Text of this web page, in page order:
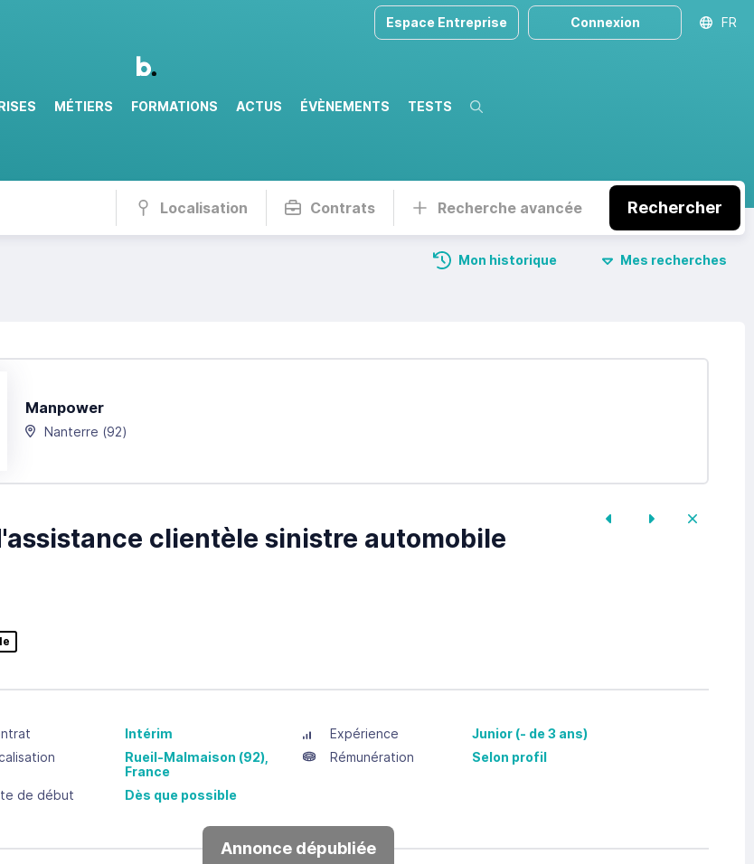
MÉTIERS FORMATIONS ACTUS ÉVÈNEMENTS TESTS Recherche
Espace Entreprise Connexion FR
Localisation Contrats Recherche avancée Rechercher
Mon historique Mes recherches
Manpower
Nanterre (92)
clientèle sinistre automobile
Intérim Expérience
Junior (- de 3 ans)
Rueil-Malmaison (92),
France
Rémunération Selon profil
de début Dès que possible
Annonce dépubliée